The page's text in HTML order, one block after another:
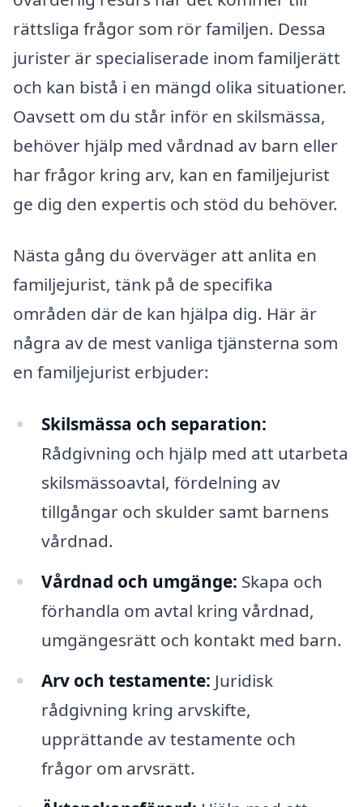
rättsliga frågor som rör familjen. Dessa
jurister är specialiserade inom familjerätt
och kan bistå i en mängd olika situationer.
Oavsett om du står inför en skilsmässa,
behöver hjälp med vårdnad av barn eller
har frågor kring arv, kan en familjejurist
ge dig den expertis och stöd du behöver.
Nästa gång du överväger att anlita en
familjejurist, tänk på de specifika
områden där de kan hjälpa dig. Här är
några av de mest vanliga tjänsterna som
en familjejurist erbjuder:
Skilsmässa och separation:
Rådgivning och hjälp med att utarbeta
skilsmässoavtal, fördelning av
tillgångar och skulder samt barnens
vårdnad.
Vårdnad och umgänge: Skapa och
förhandla om avtal kring vårdnad,
umgängesrätt och kontakt med barn.
Arv och testamente: Juridisk
rådgivning kring arvskifte,
upprättande av testamente och
frågor om arvsrätt.